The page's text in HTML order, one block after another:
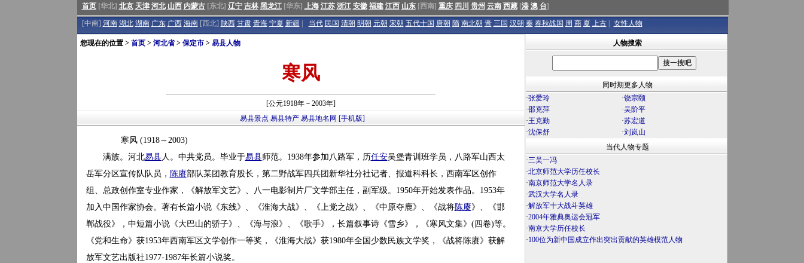
首页[华北] 北京 天津 河北 山西 内蒙古[东北] 辽宁 吉林 黑龙江[华东] 上海 江苏 浙江 安徽 福建 江西 山东[西南] 重庆 四川 贵州 云南 西藏[港 澳 台]
[中南] 河南 湖北 湖南 广东 广西 海南[西北] 陕西 甘肃 青海 宁夏 新疆 当代 民国 清朝 明朝 元朝 宋朝 五代十国 唐朝 隋 南北朝 晋 三国 汉朝 秦 春秋战国 周 商 夏 上古 女性人物
您现在的位置 > 首页> 河北省> 保定市> 易县人物
寒风
[公元1918年－2003年]
易县景点 易县特产 易县地名网 [手机版]
寒风 (1918～2003)
满族。河北易县人。中共党员。毕业于易县师范。1938年参加八路军，历任安吴堡青训班学员，八路军山西太
岳军分区宣传队队员， 陈赓部队某团教育股长，第二野战军四兵团新华社分社记者、报道科科长，西南军区创作
组、总政创作室专业作家，《解放军文艺》、八一电影制片厂文学部主任，副军级。1950年开始发表作品。1953年
加入中国作家协会。著有长篇小说《东线》、《淮海大战》、《上党之战》、《中原夺鹿》、《战将陈赓》、《邯
郸战役》，中短篇小说《大巴山的骄子》、《海与浪》、《歌手》，长篇叙事诗《雪乡》，《寒风文集》(四卷)等。
《党和生命》获1953年西南军区文学创作一等奖，《淮海大战》获1980年全国少数民族文学奖，《战将陈赓》获解
放军文艺出版社1977-1987年长篇小说奖。
人物搜索
同时期更多人物
·张爱玲 ·饶宗颐
·邵克萍 ·吴阶平
·王克勤 ·苏宏道
·沈保舒 ·刘岚山
当代人物专题
·三吴一冯
·北京师范大学历任校长
·南京师范大学名人录
·武汉大学名人录
·解放军十大战斗英雄
·2004年雅典奥运会冠军
·南京大学历任校长
·100位为新中国成立作出突出贡献的英雄模范人物